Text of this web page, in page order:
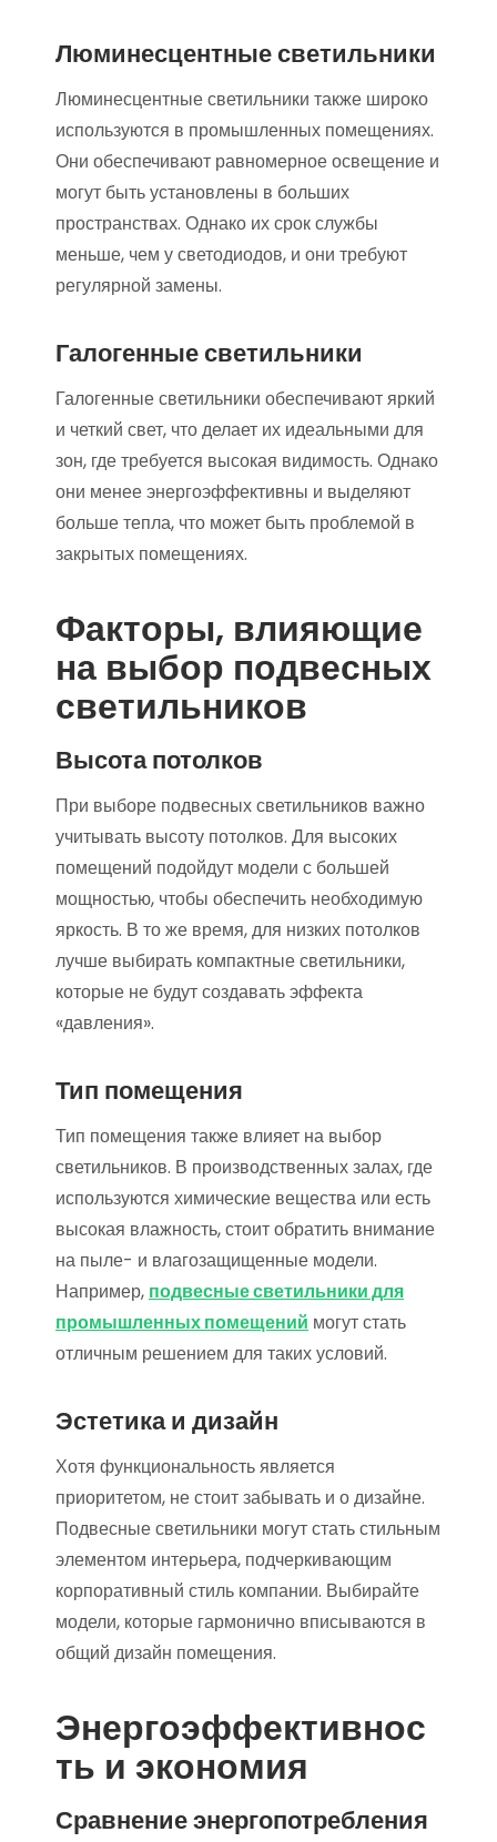
Люминесцентные светильники
Люминесцентные светильники также широко
используются в промышленных помещениях.
Они обеспечивают равномерное освещение и
могут быть установлены в больших
пространствах. Однако их срок службы
меньше, чем у светодиодов, и они требуют
регулярной замены.
Галогенные светильники
Галогенные светильники обеспечивают яркий
и четкий свет, что делает их идеальными для
зон, где требуется высокая видимость. Однако
они менее энергоэффективны и выделяют
больше тепла, что может быть проблемой в
закрытых помещениях.
Факторы, влияющие
на выбор подвесных
светильников
Высота потолков
При выборе подвесных светильников важно
учитывать высоту потолков. Для высоких
помещений подойдут модели с большей
мощностью, чтобы обеспечить необходимую
яркость. В то же время, для низких потолков
лучше выбирать компактные светильники,
которые не будут создавать эффекта
«давления».
Тип помещения
Тип помещения также влияет на выбор
светильников. В производственных залах, где
используются химические вещества или есть
высокая влажность, стоит обратить внимание
на пыле- и влагозащищенные модели.
Например, подвесные светильники для
промышленных помещений могут стать
отличным решением для таких условий.
Эстетика и дизайн
Хотя функциональность является
приоритетом, не стоит забывать и о дизайне.
Подвесные светильники могут стать стильным
элементом интерьера, подчеркивающим
корпоративный стиль компании. Выбирайте
модели, которые гармонично вписываются в
общий дизайн помещения.
Энергоэффективнос
ть и экономия
Сравнение энергопотребления